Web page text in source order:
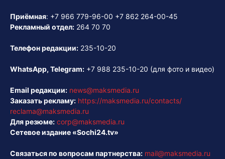
Приёмная: +7 966 779-96-00 +7 862 264-00-45
Рекламный отдел: 264 70 70
Телефон редакции: 235-10-20
WhatsApp, Telegram: +7 988 235-10-20 (для фото и видео)
Email редакции: news@maksmedia.ru
Заказать рекламу: https://maksmedia.ru/contacts/
reclama@maksmedia.ru
Для резюме: corp@maksmedia.ru
Сетевое издание «Sochi24.tv»
Связаться по вопросам партнерства: mail@maksmedia.ru